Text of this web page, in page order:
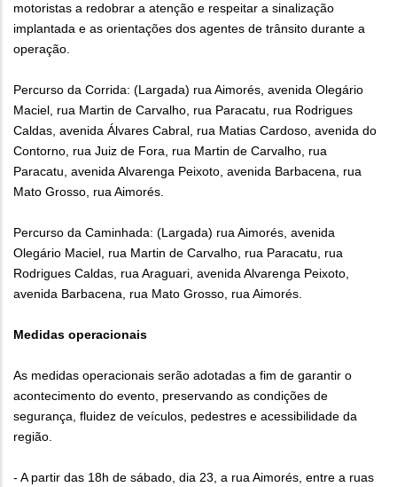
motoristas a redobrar a atenção e respeitar a sinalização
implantada e as orientações dos agentes de trânsito durante a
operação.
Percurso da Corrida: (Largada) rua Aimorés, avenida Olegário
Maciel, rua Martin de Carvalho, rua Paracatu, rua Rodrigues
Caldas, avenida Álvares Cabral, rua Matias Cardoso, avenida do
Contorno, rua Juiz de Fora, rua Martin de Carvalho, rua
Paracatu, avenida Alvarenga Peixoto, avenida Barbacena, rua
Mato Grosso, rua Aimorés.
Percurso da Caminhada: (Largada) rua Aimorés, avenida
Olegário Maciel, rua Martin de Carvalho, rua Paracatu, rua
Rodrigues Caldas, rua Araguari, avenida Alvarenga Peixoto,
avenida Barbacena, rua Mato Grosso, rua Aimorés.
Medidas operacionais
As medidas operacionais serão adotadas a fim de garantir o
acontecimento do evento, preservando as condições de
segurança, fluidez de veículos, pedestres e acessibilidade da
região.
- A partir das 18h de sábado, dia 23, a rua Aimorés, entre a ruas